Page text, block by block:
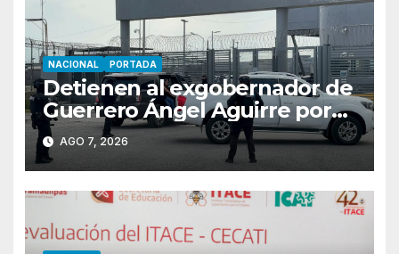
NACIONAL PORTADA
Detienen al exgobernador de
Guerrero Ángel Aguirre por
obstrucción en el caso
Ayotzinapa
AGO 7, 2026